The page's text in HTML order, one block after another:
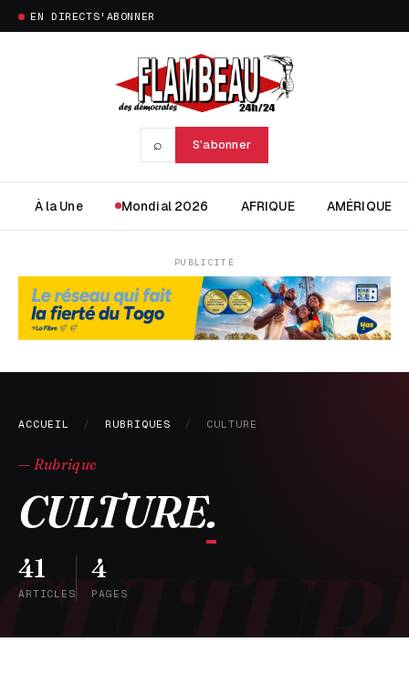
EN DIRECTS'ABONNER
⌕ S'abonner
À la Une Mondial 2026 AFRIQUE AMÉRIQUE
PUBLICITÉ
ACCUEIL / RUBRIQUES / CULTURE
— Rubrique
CULTURE.
41
ARTICLES
4
PAGES